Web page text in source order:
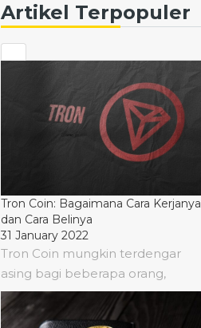
Artikel Terpopuler
Tron Coin: Bagaimana Cara Kerjanya
dan Cara Belinya
31 January 2022
Tron Coin mungkin terdengar
asing bagi beberapa orang,